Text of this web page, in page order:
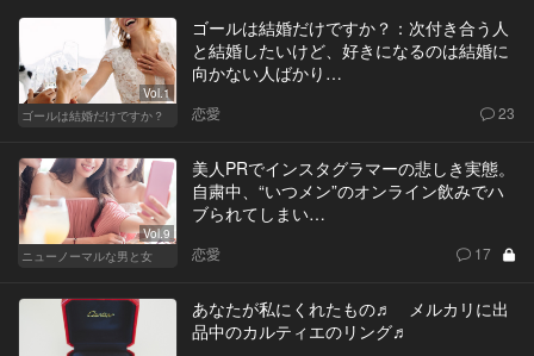
Vol.1
ゴールは結婚だけですか？
ゴールは結婚だけですか？：次付き合う人
と結婚したいけど、好きになるのは結婚に
向かない人ばかり…
恋愛 23
Vol.9
ニューノーマルな男と女
美人PRでインスタグラマーの悲しき実態。
自粛中、“いつメン”のオンライン飲みでハ
ブられてしまい…
恋愛 17
あなたが私にくれたもの♬ メルカリに出
品中のカルティエのリング♬